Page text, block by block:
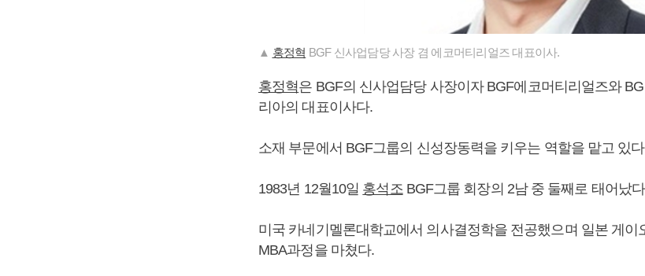
▲ 홍정혁 BGF 신사업담당 사장 겸 에코머티리얼즈 대표이사.
홍정혁은 BGF의 신사업담당 사장이자 BGF에코머티리얼즈와
리아의 대표이사다.
소재 부문에서 BGF그룹의 신성장동력을 키우는 역할을 맡고 있
1983년 12월10일 홍석조BGF그룹 회장의 2남 중 둘째로 태어났
미국 카네기멜론대학교에서 의사결정학을 전공했으며 일본 게이
MBA과정을 마쳤다.